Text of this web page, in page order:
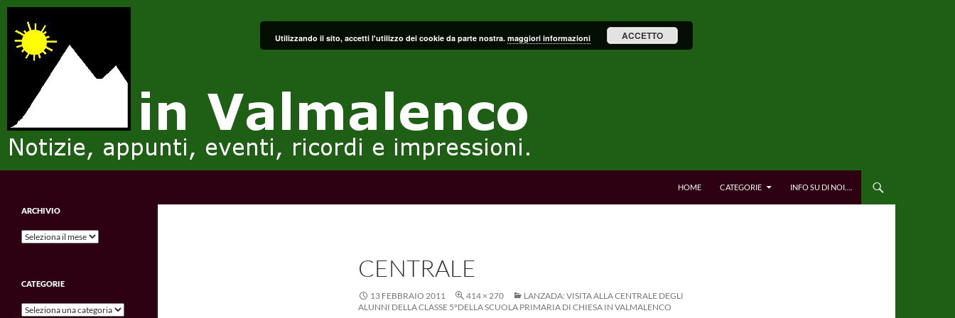
Vai
contenuto
HOME CATEGORIE INFO SU DI NOI….
CENTRALE
13 FEBBRAIO 2011 414 × 270
LANZADA: VISITA ALLA CENTRALE DEGLI
ALUNNI DELLA CLASSE 5°DELLA SCUOLA PRIMARIA DI CHIESA IN VALMALENCO
Notizie, appunti, eventi, ricordi e
ARCHIVIO
Archivio
CATEGORIE
Categorie
Utilizzando il sito, accetti l'utilizzo dei cookie da parte nostra. maggiori informazioni ACCETTO